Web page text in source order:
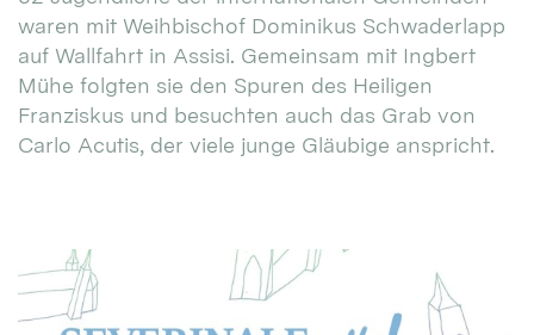
waren mit Weihbischof Dominikus Schwaderlapp
auf Wallfahrt in Assisi. Gemeinsam mit Ingbert
Mühe folgten sie den Spuren des Heiligen
Franziskus und besuchten auch das Grab von
Carlo Acutis, der viele junge Gläubige anspricht.